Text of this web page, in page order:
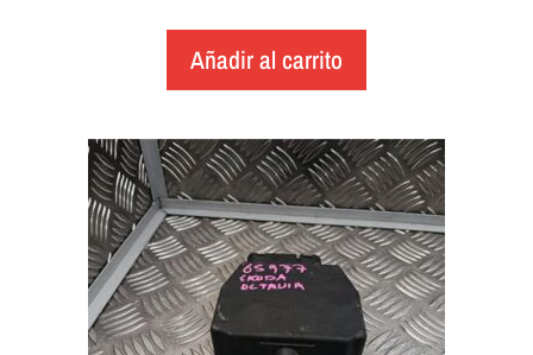
Añadir al carrito